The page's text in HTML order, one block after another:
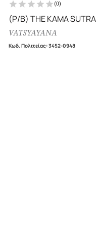
(0)
(P/B) THE KAMA SUTRA
VATSYAYANA
Κωδ. Πολιτείας:3452-0948